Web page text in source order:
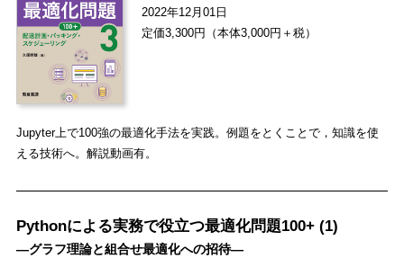
2022年12月01日
定価3,300円（本体3,000円＋税）
Jupyter上で100強の最適化手法を実践。例題をとくことで，知識を使
える技術へ。解説動画有。
Pythonによる実務で役立つ最適化問題100+ (1)
―グラフ理論と組合せ最適化への招待―